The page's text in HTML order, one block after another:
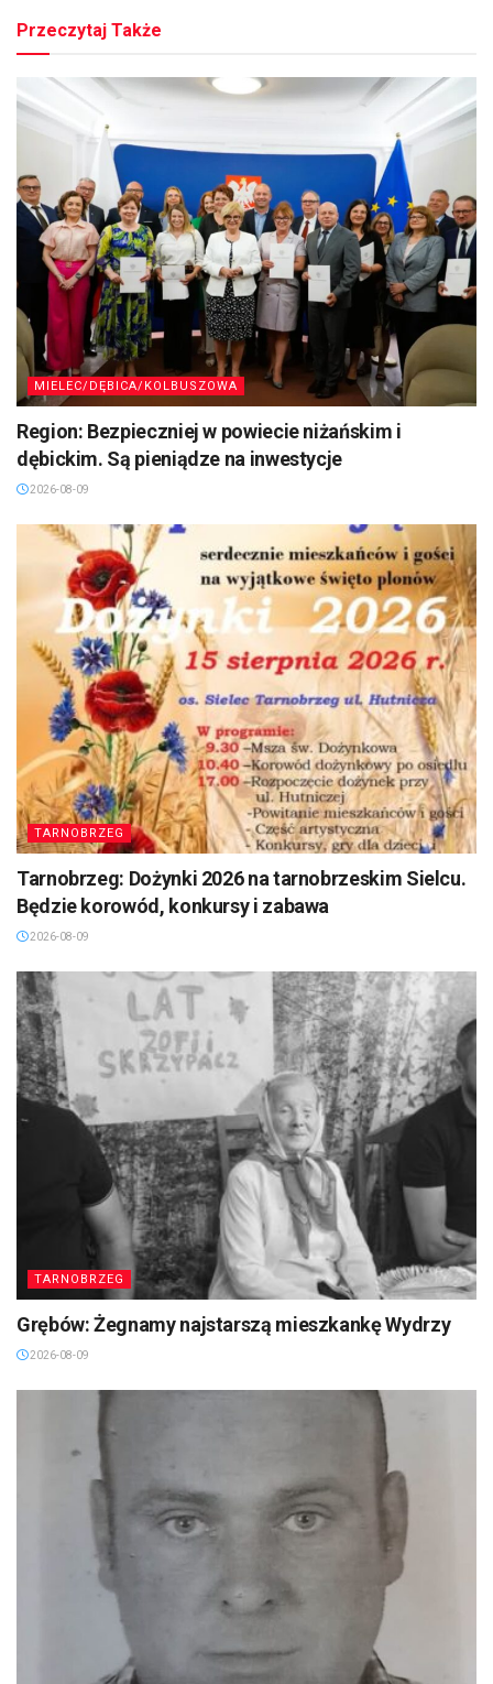
Przeczytaj Także
MIELEC/DĘBICA/KOLBUSZOWA
Region: Bezpieczniej w powiecie niżańskim i
dębickim. Są pieniądze na inwestycje
2026-08-09
TARNOBRZEG
Tarnobrzeg: Dożynki 2026 na tarnobrzeskim Sielcu.
Będzie korowód, konkursy i zabawa
2026-08-09
TARNOBRZEG
Grębów: Żegnamy najstarszą mieszkankę Wydrzy
2026-08-09